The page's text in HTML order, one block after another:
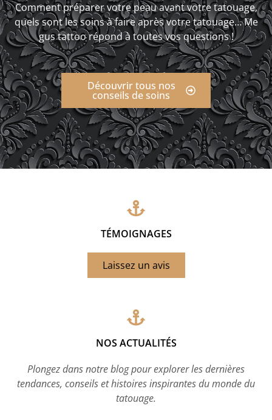
Comment préparer votre peau avant votre tatouage,
quels sont les soins à faire après votre tatouage… Me
gus tattoo répond à toutes vos questions !
Découvrir tous nos
conseils de soins
TÉMOIGNAGES
Laissez un avis
NOS ACTUALITÉS
Plongez dans notre blog pour explorer les dernières
tendances, conseils et histoires inspirantes du monde du
tatouage.